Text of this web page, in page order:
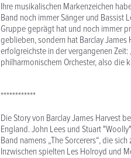
Ihre musikalischen Markenzeichen
Band noch immer Sänger und Bassist
Gruppe geprägt hat und noch immer
geblieben, sondern hat Barclay
erfolgreichste in der vergangenen
philharmonischem Orchester, also
************
Die Story von Barclay James Harvest
England. John Lees und Stuart
Band namens „The Sorcerers“, die
Inzwischen spielten Les Holroyd und